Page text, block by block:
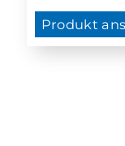
Produkt